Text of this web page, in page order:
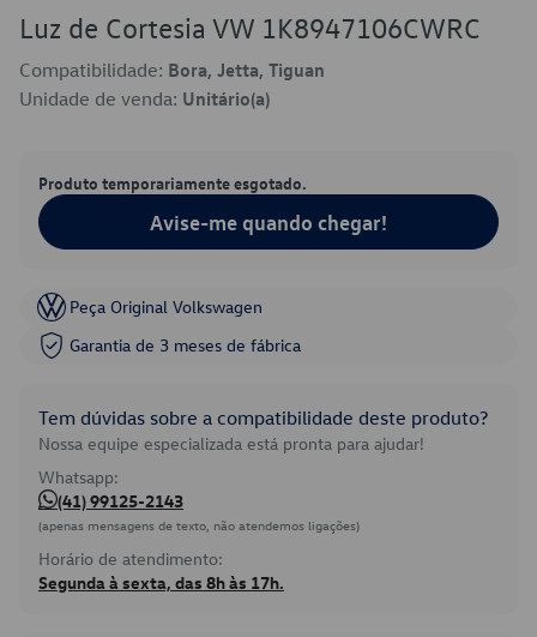
Luz de Cortesia VW 1K8947106CWRC
Compatibilidade: Bora, Jetta, Tiguan
Unidade de venda: Unitário(a)
Produto temporariamente esgotado.
Avise-me quando chegar!
Peça Original Volkswagen
Garantia de 3 meses de fábrica
Tem dúvidas sobre a compatibilidade deste produto?
Nossa equipe especializada está pronta para ajudar!
Whatsapp:
(41) 99125-2143
(apenas mensagens de texto, não atendemos ligações)
Horário de atendimento:
Segunda à sexta, das 8h às 17h.